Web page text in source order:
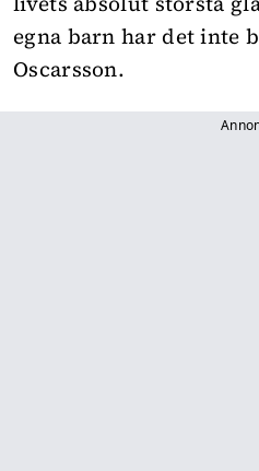
egna barn har det inte
Oscarsson.